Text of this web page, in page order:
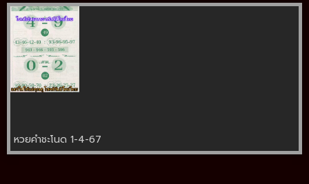
หวยคำชะโนด 1-4-67